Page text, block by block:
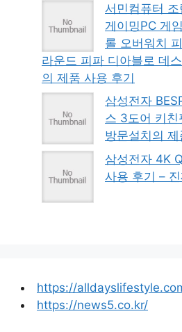
서민컴퓨터
게이밍PC 게
롤 오버워치
라운드 피파 디아블로 데
의 제품 사용 후기
삼성전자
스 3도어 키
방문설치의
삼성전자 4K
사용 후기 –
https://
https://news5.co.kr/